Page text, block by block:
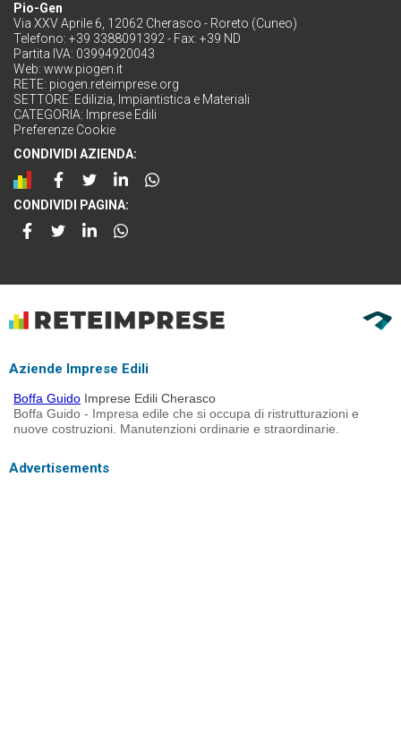
Pio-Gen
Via XXV Aprile 6, 12062 Cherasco - Roreto (Cuneo)
Telefono: +39 3388091392 - Fax: +39 ND
Partita IVA: 03994920043
Web: www.piogen.it
RETE: piogen.reteimprese.org
SETTORE: Edilizia, Impiantistica e Materiali
CATEGORIA: Imprese Edili
Preferenze Cookie
CONDIVIDI AZIENDA:
CONDIVIDI PAGINA:
Aziende Imprese Edili
Boffa Guido Imprese Edili Cherasco
Boffa Guido - Impresa edile che si occupa di ristrutturazioni e
nuove costruzioni. Manutenzioni ordinarie e straordinarie.
Advertisements